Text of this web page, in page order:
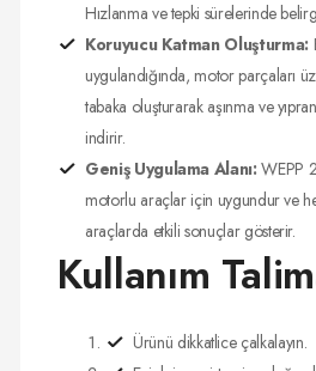
Hızlanma ve tepki sürelerinde
Koruyucu Katman Oluşturma:
uygulandığında, motor parçaları
tabaka oluşturarak aşınma ve
indirir.
Geniş Uygulama Alanı: WEPP
motorlu araçlar için uygundur ve
araçlarda etkili sonuçlar gösterir.
Kullanım
Ürünü dikkatlice çalkalayın.